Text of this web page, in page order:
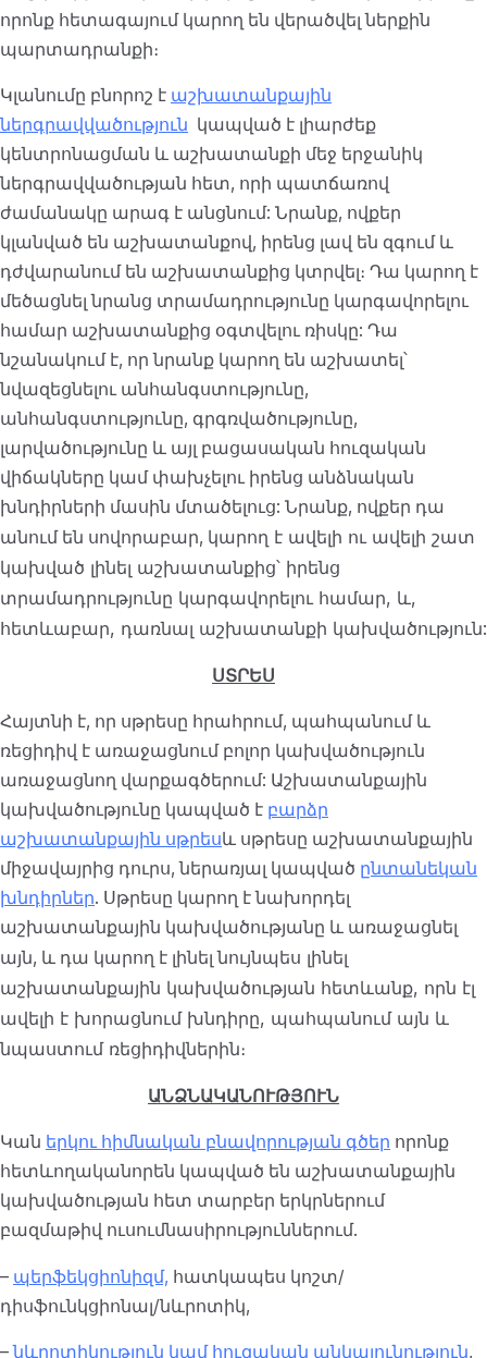
որոնք հետագայում կարող են վերածվել ներքին
պարտադրանքի։
Կլանումը բնորոշ է աշխատանքային
ներգրավվածություն կապված է լիարժեք
կենտրոնացման և աշխատանքի մեջ երջանիկ
ներգրավվածության հետ, որի պատճառով
ժամանակը արագ է անցնում: Նրանք, ովքեր
կլանված են աշխատանքով, իրենց լավ են զգում և
դժվարանում են աշխատանքից կտրվել։ Դա կարող է
մեծացնել նրանց տրամադրությունը կարգավորելու
համար աշխատանքից օգտվելու ռիսկը: Դա
նշանակում է, որ նրանք կարող են աշխատել՝
նվազեցնելու անհանգստությունը,
անհանգստությունը, գրգռվածությունը,
լարվածությունը և այլ բացասական հուզական
վիճակները կամ փախչելու իրենց անձնական
խնդիրների մասին մտածելուց: Նրանք, ովքեր դա
անում են սովորաբար, կարող է ավելի ու ավելի շատ
կախված լինել աշխատանքից՝ իրենց
տրամադրությունը կարգավորելու համար, և,
հետևաբար, դառնալ աշխատանքի կախվածություն:
ՍՏՐԵՍ
Հայտնի է, որ սթրեսը հրահրում, պահպանում և
ռեցիդիվ է առաջացնում բոլոր կախվածություն
առաջացնող վարքագծերում: Աշխատանքային
կախվածությունը կապված է բարձր
աշխատանքային սթրեսև սթրեսը աշխատանքային
միջավայրից դուրս, ներառյալ կապված ընտանեկան
խնդիրներ. Սթրեսը կարող է նախորդել
աշխատանքային կախվածությանը և առաջացնել
այն, և դա կարող է լինելնույնպես լինել
աշխատանքային կախվածության հետևանք, որն էլ
ավելի է խորացնում խնդիրը, պահպանում այն և
նպաստում ռեցիդիվներին։
ԱՆՁՆԱԿԱՆՈՒԹՅՈՒՆ
Կան երկու հիմնական բնավորության գծեր որոնք
հետևողականորեն կապված են աշխատանքային
կախվածության հետ տարբեր երկրներում
բազմաթիվ ուսումնասիրություններում.
– պերֆեկցիոնիզմ, հատկապես կոշտ/
դիսֆունկցիոնալ/նևրոտիկ,
–նևրոտիկություն կամ հուզական անկայունություն,